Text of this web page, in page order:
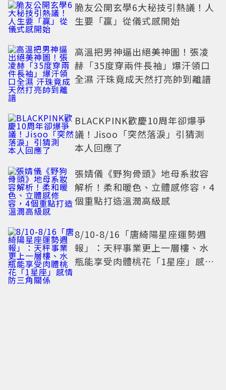
脆友公開玄學6大秘技引熱議！人
生要「贏」從儀式感開始
高溫把男神逼出絕美神圖！張凌
赫「35度穿兩件長袖」爆汗領口
全濕 汗珠竟成天然打亮帥到離譜
BLACKPINK歡慶10周年卻爆爭
議！Jisoo「突然落淚」引猜測
本人回應了
張婧儀《野狗骨頭》地母系妝容
解析！柔和暖色、立體感修容，4
個重點打造溫潤高級感
8/10-8/16「唐綺陽星座運勢週
報」：天秤事業更上一層樓、水
瓶能享受肉體桃花「1星座」感情